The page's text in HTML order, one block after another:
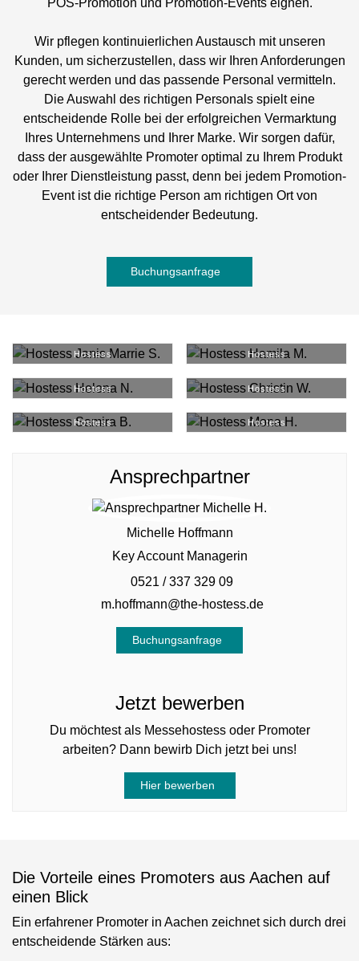
POS-Promotion und Promotion-Events eignen.
Wir pflegen kontinuierlichen Austausch mit unseren
Kunden, um sicherzustellen, dass wir Ihren Anforderungen
gerecht werden und das passende Personal vermitteln.
Die Auswahl des richtigen Personals spielt eine
entscheidende Rolle bei der erfolgreichen Vermarktung
Ihres Unternehmens und Ihrer Marke. Wir sorgen dafür,
dass der ausgewählte Promoter optimal zu Ihrem Produkt
oder Ihrer Dienstleistung passt, denn bei jedem Promotion-
Event ist die richtige Person am richtigen Ort von
entscheidender Bedeutung.
Buchungsanfrage
Hostess Hostess
Hostess Hostess
Hostess Hostess
Ansprechpartner
Michelle Hoffmann
Key Account Managerin
0521 / 337 329 09
m.hoffmann@the-hostess.de
Buchungsanfrage
Jetzt bewerben
Du möchtest als Messehostess oder Promoter
arbeiten? Dann bewirb Dich jetzt bei uns!
Hier bewerben
Die Vorteile eines Promoters aus Aachen auf
einen Blick
Ein erfahrener Promoter in Aachen zeichnet sich durch drei
entscheidende Stärken aus: